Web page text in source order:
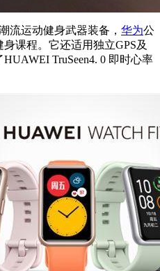
流运动健身武器装备， 华为公
课程。它还适用独⽴GPS及
TruSeen4. 0 即时心率